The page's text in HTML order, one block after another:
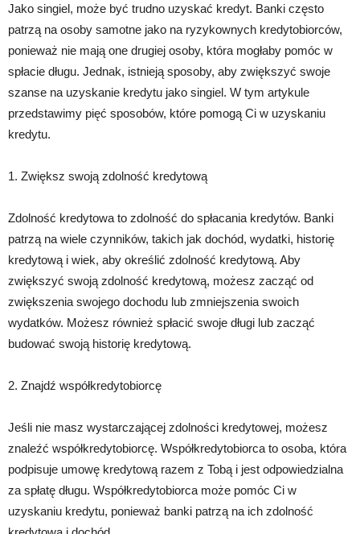
Jako singiel, może być trudno uzyskać kredyt. Banki często
patrzą na osoby samotne jako na ryzykownych kredytobiorców,
ponieważ nie mają one drugiej osoby, która mogłaby pomóc w
spłacie długu. Jednak, istnieją sposoby, aby zwiększyć swoje
szanse na uzyskanie kredytu jako singiel. W tym artykule
przedstawimy pięć sposobów, które pomogą Ci w uzyskaniu
kredytu.
1. Zwiększ swoją zdolność kredytową
Zdolność kredytowa to zdolność do spłacania kredytów. Banki
patrzą na wiele czynników, takich jak dochód, wydatki, historię
kredytową i wiek, aby określić zdolność kredytową. Aby
zwiększyć swoją zdolność kredytową, możesz zacząć od
zwiększenia swojego dochodu lub zmniejszenia swoich
wydatków. Możesz również spłacić swoje długi lub zacząć
budować swoją historię kredytową.
2. Znajdź współkredytobiorcę
Jeśli nie masz wystarczającej zdolności kredytowej, możesz
znaleźć współkredytobiorcę. Współkredytobiorca to osoba, która
podpisuje umowę kredytową razem z Tobą i jest odpowiedzialna
za spłatę długu. Współkredytobiorca może pomóc Ci w
uzyskaniu kredytu, ponieważ banki patrzą na ich zdolność